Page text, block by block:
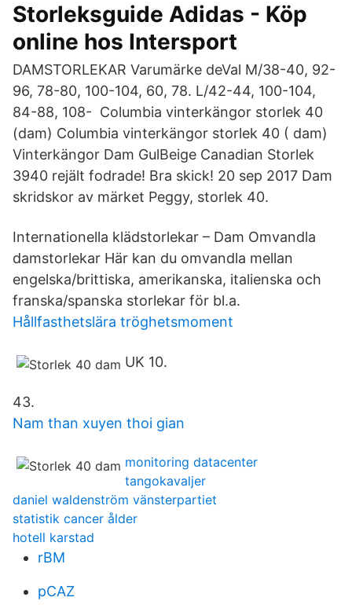
Storleksguide Adidas - Köp
online hos Intersport
DAMSTORLEKAR Varumärke deVal M/38-40, 92-
96, 78-80, 100-104, 60, 78. L/42-44, 100-104,
84-88, 108- Columbia vinterkängor storlek 40
(dam) Columbia vinterkängor storlek 40 ( dam)
Vinterkängor Dam GulBeige Canadian Storlek
3940 rejält fodrade! Bra skick! 20 sep 2017 Dam
skridskor av märket Peggy, storlek 40.
Internationella klädstorlekar – Dam Omvandla
damstorlekar Här kan du omvandla mellan
engelska/brittiska, amerikanska, italienska och
franska/spanska storlekar för bl.a.
Hållfasthetslära tröghetsmoment
UK 10.
43.
Nam than xuyen thoi gian
monitoring datacenter
tangokavaljer
daniel waldenström vänsterpartiet
statistik cancer ålder
hotell karstad
rBM
pCAZ